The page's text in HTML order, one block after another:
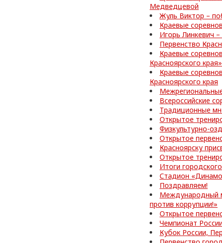
Медведцевой
Жуль Виктор –
Краевые
Игорь Линкевич
Первенство
Краевые
Красноярского края»
Краевые
Красноярского края
Всероссийские
Традиционные
Открытое
Физкультурно-
Открытое
Красноярску
Открытое
Итоги
Стадион
Поздравляем!
Международный
против коррупции!»
Открытое
Чемпионат
Кубок России,